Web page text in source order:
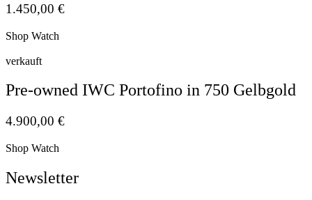
1.450,00 €
Shop Watch
verkauft
Pre-owned IWC Portofino in 750 Gelbgold
4.900,00 €
Shop Watch
Newsletter